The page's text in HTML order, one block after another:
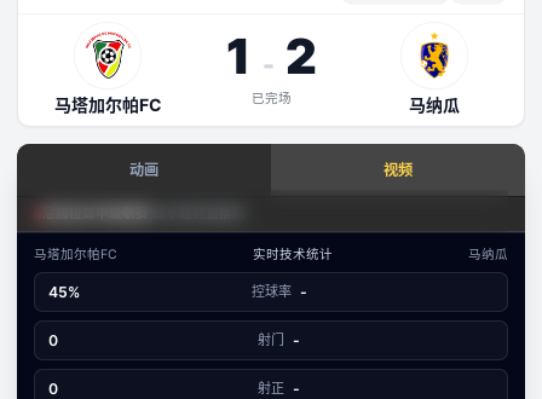
马塔加尔帕FC
1 - 2
已完场 马纳瓜
动画 视频
尼加拉瓜甲级联赛
已结束
马塔加尔帕FC
1
数据视图
-
马纳瓜
2
马塔加尔帕FC 实时技术统计 马纳瓜
45% 控球率 -
0 射门 -
0 射正 -